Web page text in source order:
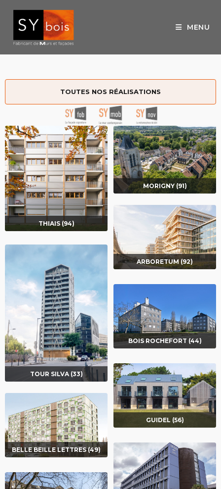
MENU
TOUTES NOS RÉALISATIONS
THIAIS (94)
MORIGNY (91)
ARBORETUM (92)
TOUR SILVA (33)
BOIS ROCHEFORT (44)
GUIDEL (56)
BELLE BEILLE LETTRES (49)